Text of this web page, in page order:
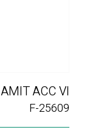
AMIT ACC VI
F-25609